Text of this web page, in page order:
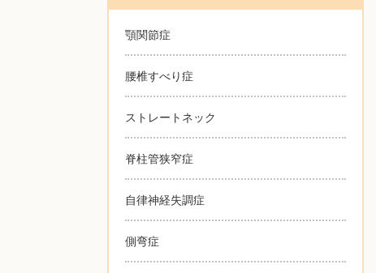
顎関節症
腰椎すべり症
ストレートネック
脊柱管狭窄症
自律神経失調症
側弯症